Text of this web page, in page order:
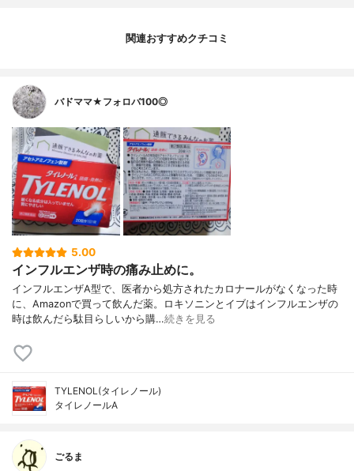
関連おすすめクチコミ
バドママ★フォロバ100◎
5.00
インフルエンザ時の痛み止めに。
インフルエンザA型で、医者から処方されたカロナールがなくなった時
に、Amazonで買って飲んだ薬。ロキソニンとイブはインフルエンザの
時は飲んだら駄目らしいから購…続きを見る
TYLENOL(タイレノール)
タイレノールA
ごるま